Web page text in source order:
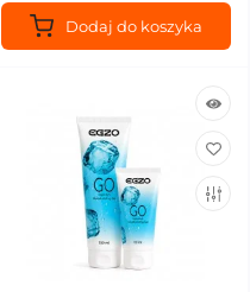
Dodaj do koszyka